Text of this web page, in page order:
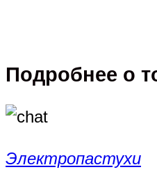
Подробнее о
Электропастухи